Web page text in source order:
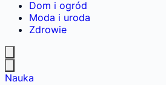
Dom i ogród
Moda i uroda
Zdrowie
Nauka